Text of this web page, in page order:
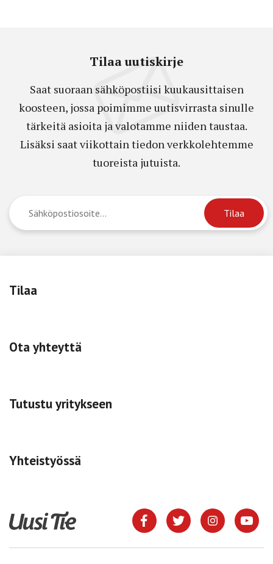
Tilaa uutiskirje
Saat suoraan sähköpostiisi kuukausittaisen
koosteen, jossa poimimme uutisvirrasta sinulle
tärkeitä asioita ja valotamme niiden taustaa.
Lisäksi saat viikottain tiedon verkkolehtemme
tuoreista jutuista.
Tilaa
Ota yhteyttä
Tutustu yritykseen
Yhteistyössä